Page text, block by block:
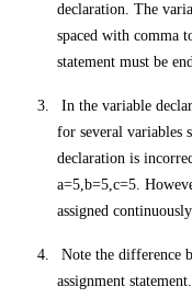
declaration. The varia
spaced withcomma
statement must be e
3. In the variable declar
for several variables s
declaration is incorr
a=5,b=5,c=5. Howe
assigned continuously
4. Note the difference b
assignment statement.